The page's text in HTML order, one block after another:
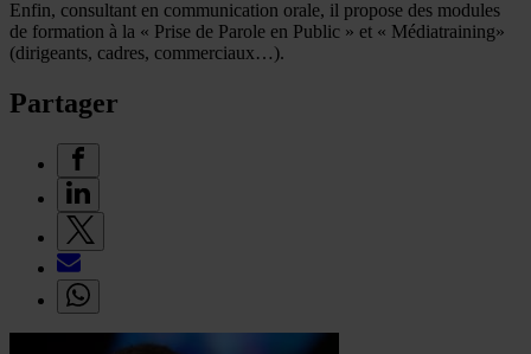
Enfin, consultant en communication orale, il propose des modules
de formation à la « Prise de Parole en Public » et « Médiatraining»
(dirigeants, cadres, commerciaux…).
Partager